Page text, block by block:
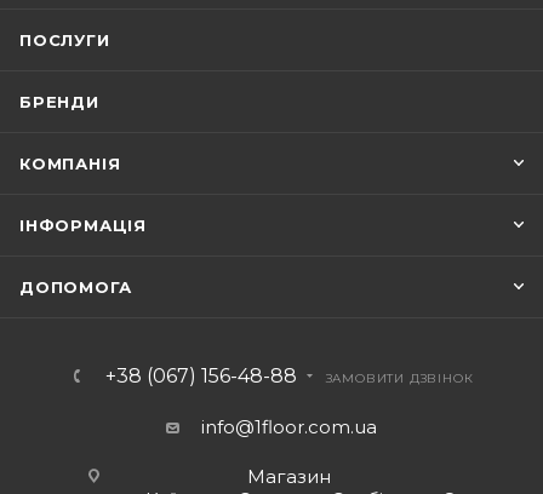
ПОСЛУГИ
БРЕНДИ
КОМПАНІЯ
ІНФОРМАЦІЯ
ДОПОМОГА
+38 (067) 156-48-88 ЗАМОВИТИ ДЗВІНОК
info@1floor.com.ua
Магазин